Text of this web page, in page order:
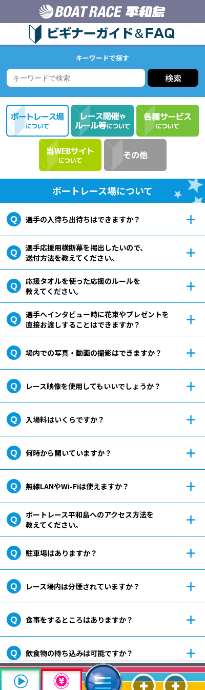
キーワードで探す
検索
ボートレース場について
選手の入待ち出待ちはできますか？
選手応援用横断幕を掲出したいので、
送付方法を教えてください。
応援タオルを使った応援のルールを
教えてください。
選手へインタビュー時に花束やプレゼントを
直接お渡しすることはできますか？
場内での写真・動画の撮影はできますか？
レース映像を使用してもいいでしょうか？
入場料はいくらですか？
何時から開いていますか？
無線LANやWi-Fiは使えますか？
ボートレース平和島へのアクセス方法を
教えてください。
駐車場はありますか？
レース場内は分煙されていますか？
食事をするところはありますか？
飲食物の持ち込みは可能ですか？
場内での禁止事項はありますか？